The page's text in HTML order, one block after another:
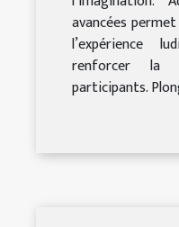
avancées
l’expérience
renforcer la
participants.